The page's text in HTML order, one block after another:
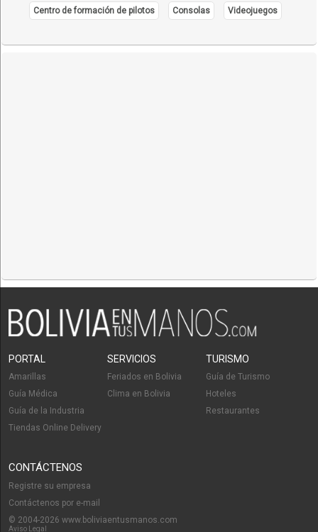
Centro de formación de pilotos Consolas Videojuegos
PORTAL
Amarillas
Guía Médica
Guía de la Industria
Tiendas Online Delivery
SERVICIOS
Feriados en Bolivia
Clima en Bolivia
TURISMO
Guía de Turismo
Hoteles
Restaurantes
CONTÁCTENOS
Registre su empresa
Contáctenos por e-mail
© 2004-2026 www.boliviaentusmanos.com
Aviso Legal